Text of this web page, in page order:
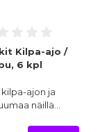
Kilpa-ajo /
6 kpl
kilpa-ajon ja
näillä…